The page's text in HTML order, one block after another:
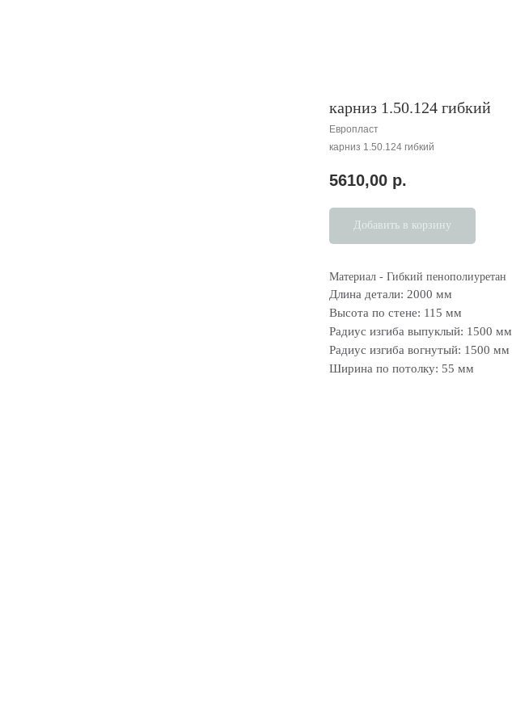
карниз 1.50.124 гибкий
Европласт
карниз 1.50.124 гибкий
5610,00 р.
Добавить в корзину
Материал - Гибкий пенополиуретан
Длина детали: 2000 мм
Высота по стене: 115 мм
Радиус изгиба выпуклый: 1500 мм
Радиус изгиба вогнутый: 1500 мм
Ширина по потолку: 55 мм